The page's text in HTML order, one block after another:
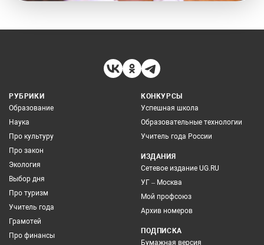
РУБРИКИ
Образование
Наука
Про культуру
Про закон
Экология
Выбор дня
Про туризм
Учитель года
Грамотей
Про финансы
КОНКУРСЫ
Успешная школа
Образовательные технологии
Учитель года России
ИЗДАНИЯ
Сетевое издание UG.RU
УГ – Москва
Мой профсоюз
Архив номеров
ПОДПИСКА
Бумажная версия